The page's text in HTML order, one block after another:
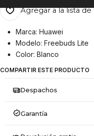
Agregar a la lista de
Marca: Huawei
Modelo: Freebuds Lite
Color: Blanco
COMPARTIR ESTE PRODUCTO
Despachos
Garantía